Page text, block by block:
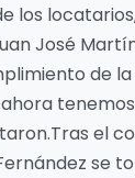
los
José
de la
el
se